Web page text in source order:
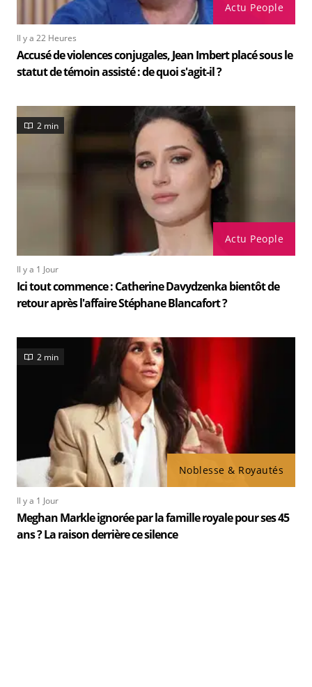
Actu People
Il y a 22 Heures
Accusé de violences conjugales, Jean Imbert placé sous le
statut de témoin assisté : de quoi s'agit-il ?
Actu People
2 min
Il y a 1 Jour
Ici tout commence : Catherine Davydzenka bientôt de
retour après l'affaire Stéphane Blancafort ?
Noblesse & Royautés
2 min
Il y a 1 Jour
Meghan Markle ignorée par la famille royale pour ses 45
ans ? La raison derrière ce silence